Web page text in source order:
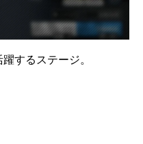
するステージ。